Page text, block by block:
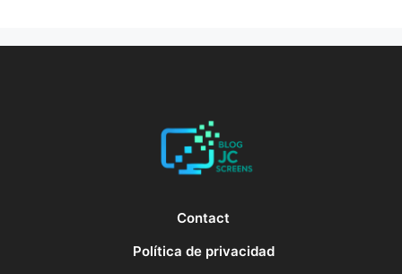
Contact
Política de privacidad